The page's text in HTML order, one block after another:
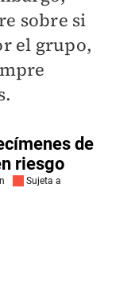
sobre si
el grupo,